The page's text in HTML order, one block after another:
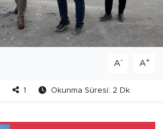
A- A+
1 Okunma Süresi: 2 Dk